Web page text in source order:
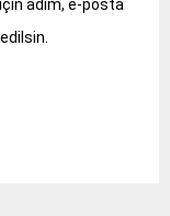
adım, e-posta